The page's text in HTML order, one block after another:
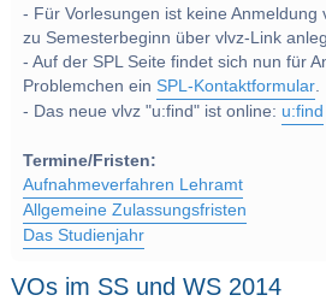
- Für Vorlesungen ist keine Anmeldung
zu Semesterbeginn über vlvz-Link
- Auf der SPL Seite findet sich nun für
Problemchen einSPL-Kontaktformular.
- Das neue vlvz "u:find" ist online: u:find
Termine/Fristen:
Aufnahmeverfahren Lehramt
Allgemeine Zulassungsfristen
Das Studienjahr
VOs im SS und WS 2014